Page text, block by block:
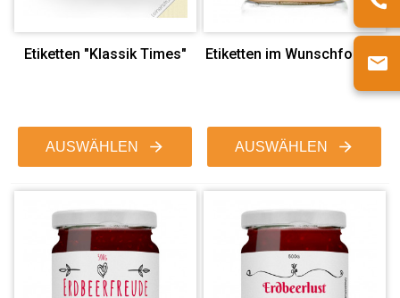
Etiketten "Klassik Times"
AUSWÄHLEN
Etiketten im Wunschformat
AUSWÄHLEN